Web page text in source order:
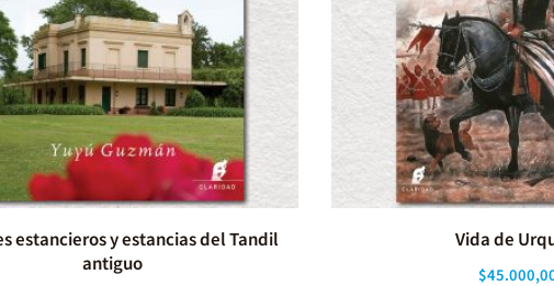
estancieros y estancias del Tandil
antiguo
Vida de
$